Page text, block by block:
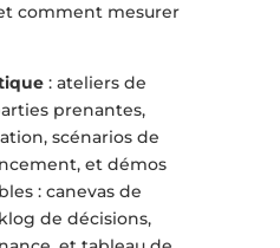
comment mesurer
: ateliers de
prenantes,
scénarios de
et démos
: canevas de
de décisions,